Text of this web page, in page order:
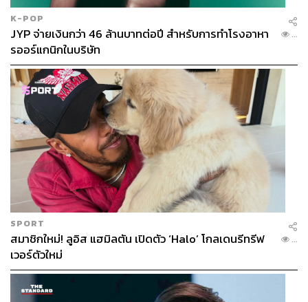
K-POP
JYP จ่ายเงินกว่า 46 ล้านบาทต่อปี สำหรับการทำโรงอาหา
รออร์แกนิกในบริษัท
...
SPORT
สมาชิกใหม่! ลูอิส แฮมิลตัน เปิดตัว ‘Halo’ โกลเดนรีทรีฟ
เวอร์ตัวใหม่
...